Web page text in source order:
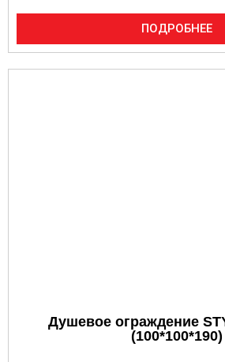
ПОДРОБНЕЕ
Душевое ограждение
(100*100*190)